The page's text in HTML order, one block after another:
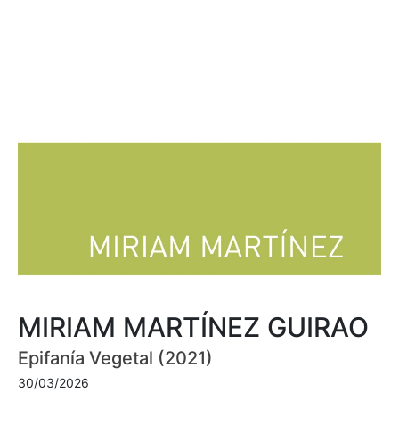
MIRIAM MARTÍNEZ GUIRAO
Epifanía Vegetal (2021)
30/03/2026